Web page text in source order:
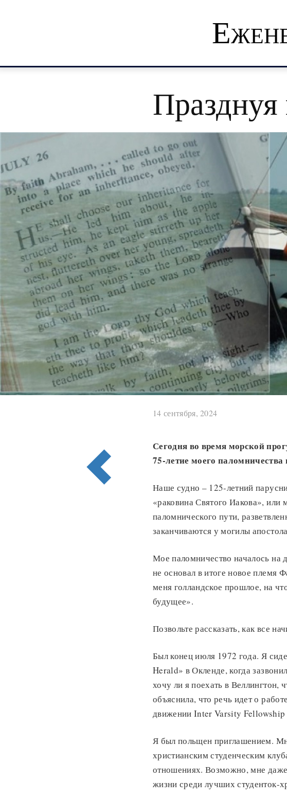
14 сентября, 2024
Сегодня во время морской
75-летие моего паломничества
Наше судно – 125-летний
«раковина Святого Иакова»,
паломнического пути,
заканчиваются у могилы
Мое паломничество началось на
не основал в итоге новое племя
меня голландское прошлое, на
будущее».
Позвольте рассказать, как все
Был конец июля 1972 года. Я
Herald» в Окленде, когда
хочу ли я поехать в Веллингтон,
объяснила, что речь идет о
движении Inter Varsity Fellowship
Я был польщен приглашением.
христианским студенческим
отношениях. Возможно, мне
жизни среди лучших студенток-